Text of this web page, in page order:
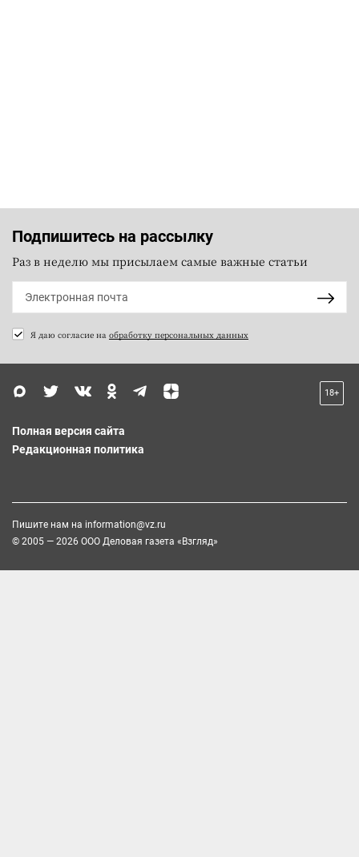
Подпишитесь на рассылку
Раз в неделю мы присылаем самые важные статьи
Я даю согласие на обработку персональных данных
18+
Полная версия сайта
Редакционная политика
Пишите нам на information@vz.ru
© 2005 — 2026 ООО Деловая газета «Взгляд»